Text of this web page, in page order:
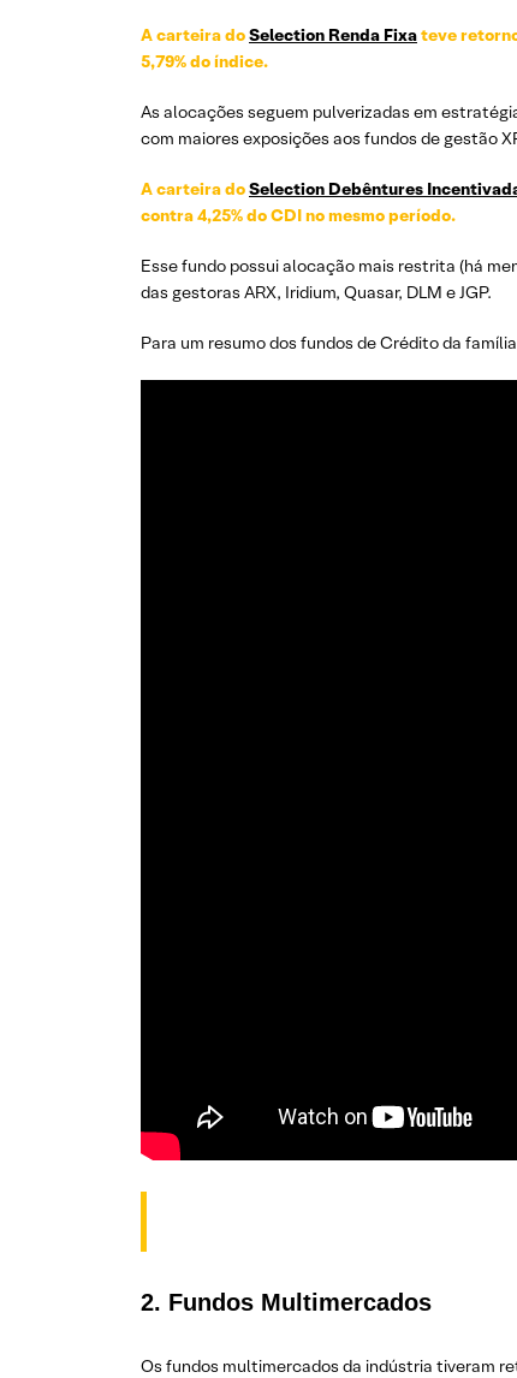
A carteira doSelection Renda Fixateve
5,79% do índice.
As alocações seguem pulverizadas em
com maiores exposições aos fundos de gestão
A carteira doSelection Debêntures
contra 4,25% do CDI no mesmo período.
Esse fundo possui alocação mais restrita (há
das gestoras ARX, Iridium, Quasar, DLM e JGP.
Para um resumo dos fundos de Crédito da
2. Fundos Multimercados
Os fundos multimercados da indústria tiveram